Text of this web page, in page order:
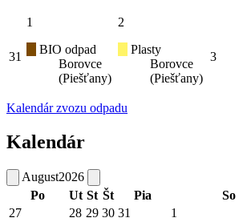
31
1
BIO odpad
Borovce
(Piešťany)
2
Plasty
Borovce
(Piešťany)
3
Kalendár zvozu odpadu
Kalendár
August2026
Po
Ut St Št Pia So
27
28 29 30 31 1